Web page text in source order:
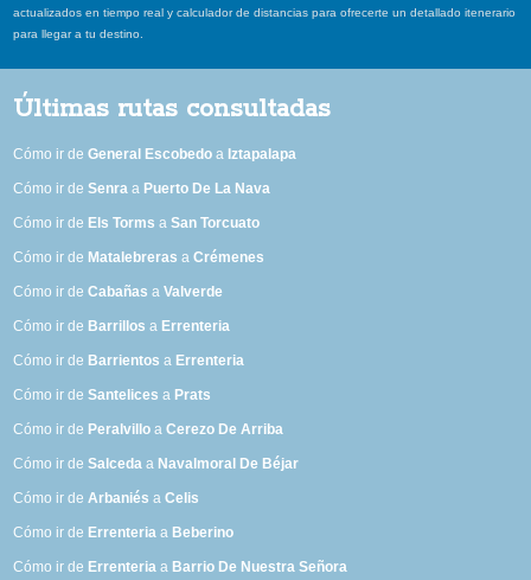
actualizados en tiempo real y calculador de distancias para ofrecerte un detallado itenerario
para llegar a tu destino.
Últimas rutas consultadas
Cómo ir deGeneral Escobedo a Iztapalapa
Cómo ir deSenra a Puerto De La Nava
Cómo ir de Els Torms aSan Torcuato
Cómo ir de Matalebreras aCrémenes
Cómo ir deCabañas aValverde
Cómo ir de Barrillos a Errenteria
Cómo ir de Barrientos a Errenteria
Cómo ir deSantelices a Prats
Cómo ir de Peralvillo aCerezo De Arriba
Cómo ir deSalceda a Navalmoral De Béjar
Cómo ir deArbaniés aCelis
Cómo ir de Errenteria a Beberino
Cómo ir de Errenteria a Barrio De Nuestra Señora